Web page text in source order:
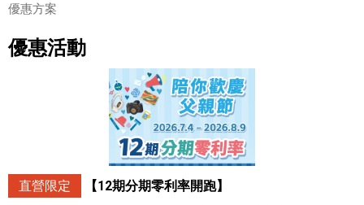
目前頁面：
優惠方案
優惠活動
直營限定
【12期分期零利率開跑】